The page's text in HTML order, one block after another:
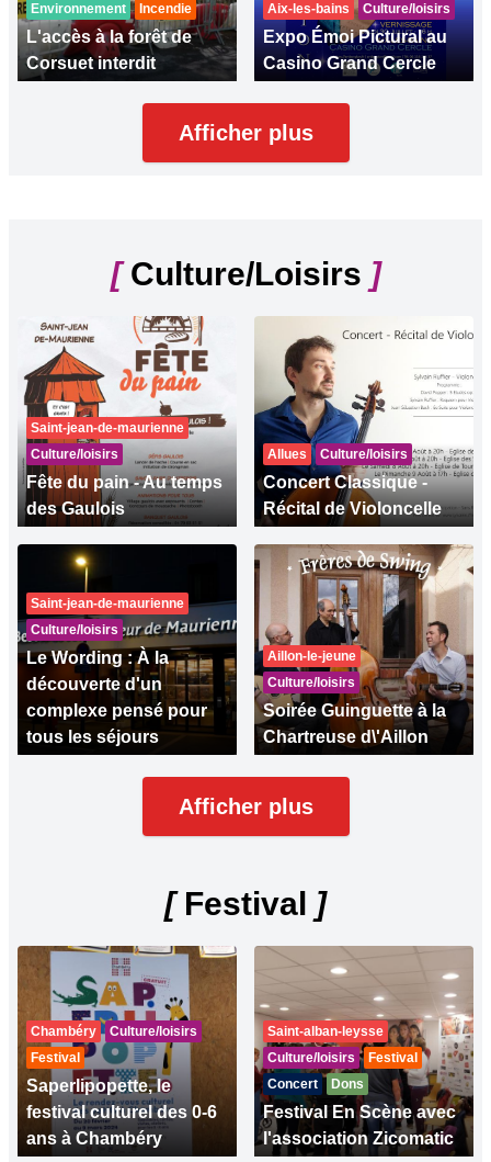
Environnement
Incendie
L'accès à la forêt de
Corsuet interdit
Aix-les-bains Culture/loisirs
Expo Émoi Pictural au
Casino Grand Cercle
Afficher plus
[Culture/Loisirs ]
Saint-jean-de-maurienne
Culture/loisirs
Fête du pain - Au temps
des Gaulois
Allues Culture/loisirs
Concert Classique -
Récital de Violoncelle
Saint-jean-de-maurienne
Culture/loisirs
Le Wording : À la
découverte d'un
complexe pensé pour
tous les séjours
Aillon-le-jeune
Culture/loisirs
Soirée Guinguette à la
Chartreuse d\'Aillon
Afficher plus
[Festival ]
Chambéry
Culture/loisirs
Festival
Saperlipopette, le
festival culturel des 0-6
ans à Chambéry
Saint-alban-leysse
Culture/loisirs
Festival
Concert
Dons
Festival En Scène avec
l'association Zicomatic